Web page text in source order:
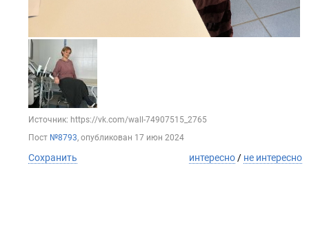
Источник: https://vk.com/wall-74907515_2765
Пост №8793, опубликован 17 июн 2024
Сохранить интересно/ не интересно